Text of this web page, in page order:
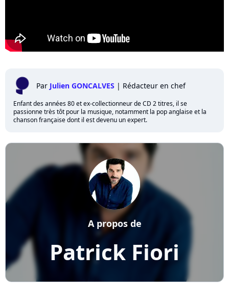
Par Julien GONCALVES | Rédacteur en chef
Enfant des années 80 et ex-collectionneur de CD 2 titres, il se
passionne très tôt pour la musique, notamment la pop anglaise et la
chanson française dont il est devenu un expert.
Patrick Fiori
A propos de